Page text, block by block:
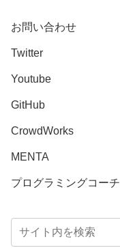
お問い合わせ
Twitter
Youtube
GitHub
CrowdWorks
MENTA
プログラミングコーチ